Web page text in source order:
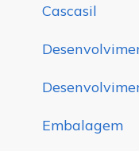
Cascasil
Embalagem